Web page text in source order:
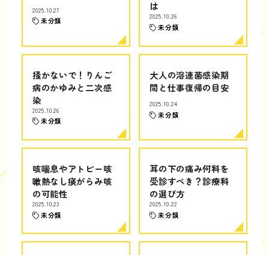
2025.10.27
未分類
は
2025.10.26
未分類
掻かないで！りんご
病のかゆみと二次感
染
2025.10.26
未分類
大人の溶連菌感染期
間と仕事復帰の目安
2025.10.24
未分類
咳喘息やアトピー咳
嗽熱なし痰がらみ咳
の可能性
2025.10.23
未分類
耳の下の痛み何科を
受診すべき？診療科
の選び方
2025.10.22
未分類